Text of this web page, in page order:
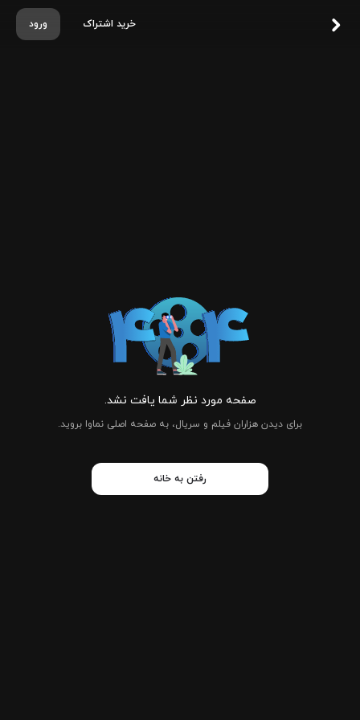
ورود خرید اشتراک
صفحه مورد نظر شما یافت نشد.
برای دیدن هزاران فیلم و سریال، به صفحه اصلی نماوا بروید.
رفتن به خانه